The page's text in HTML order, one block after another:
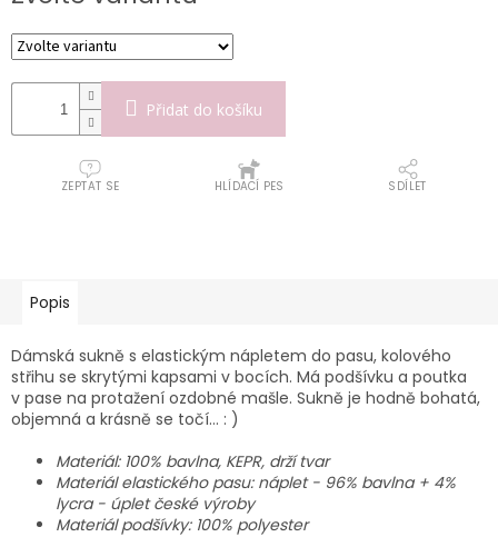
Přidat do košíku
ZEPTAT SE HLÍDACÍ PES SDÍLET
Popis
Dámská sukně s elastickým nápletem do pasu, kolového
střihu se skrytými kapsami v bocích. Má podšívku a poutka
v pase na protažení ozdobné mašle. Sukně je hodně bohatá,
objemná a krásně se točí… : )
Materiál: 100% bavlna, KEPR, drží tvar
Materiál elastického pasu: náplet - 96% bavlna + 4%
lycra - úplet české výroby
Materiál podšívky: 100% polyester